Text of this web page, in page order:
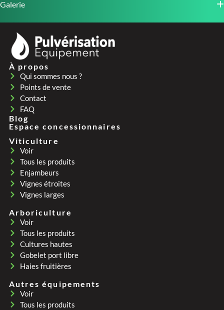
Galerie
À propos
Qui sommes nous ?
Points de vente
Contact
FAQ
Blog
Espace concessionnaires
Viticulture
Voir
Tous les produits
Enjambeurs
Vignes étroites
Vignes larges
Arboriculture
Voir
Tous les produits
Cultures hautes
Gobelet port libre
Haies fruitières
Autres équipements
Voir
Tous les produits